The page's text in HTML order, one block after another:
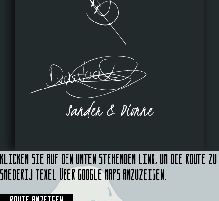
Sander & Dionne
Klicken Sie auf den unten stehenden Link, um die Route zu
Smederij Texel über Google Maps anzuzeigen.